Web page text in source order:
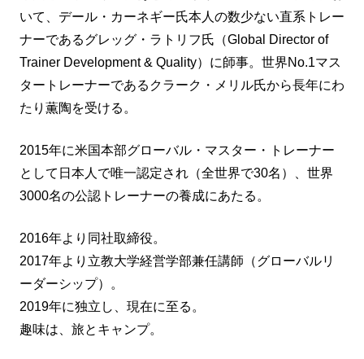
いて、デール・カーネギー氏本人の数少ない直系トレー
ナーであるグレッグ・ラトリフ氏（Global Director of
Trainer Development & Quality）に師事。世界No.1マス
タートレーナーであるクラーク・メリル氏から長年にわ
たり薫陶を受ける。
2015年に米国本部グローバル・マスター・トレーナー
として日本人で唯一認定され（全世界で30名）、世界
3000名の公認トレーナーの養成にあたる。
2016年より同社取締役。
2017年より立教大学経営学部兼任講師（グローバルリ
ーダーシップ）。
2019年に独立し、現在に至る。
趣味は、旅とキャンプ。